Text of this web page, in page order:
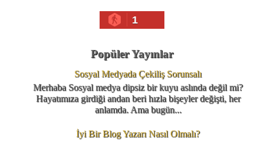
1
Popüler Yayınlar
Sosyal Medyada Çekiliş Sorunsalı
Merhaba Sosyal medya dipsiz bir kuyu aslında değil mi?
Hayatımıza girdiği andan beri hızla bişeyler değişti, her
anlamda. Ama bugün...
İyi Bir Blog Yazarı Nasıl Olmalı?